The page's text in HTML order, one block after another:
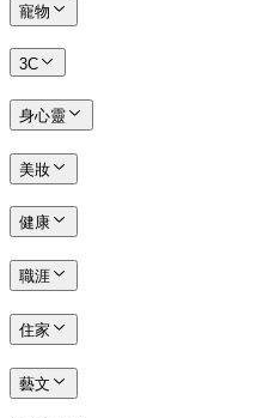
寵物
3C
身心靈
美妝
健康
職涯
住家
藝文